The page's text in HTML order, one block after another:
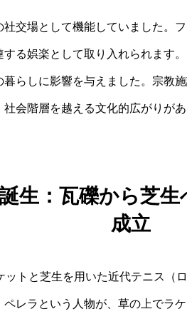
社交場として機能していました。
する娯楽として取り入れられます
暮らしに影響を与えました。宗教
会階層を越える文化的広がりがあ
生：瓦礫から芝
成立
ットと芝生を用いた近代テニス（
レラという人物が、草の上でラ